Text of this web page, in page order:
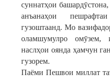
суннатҳои
анъанаҳои
гузоштаанд. Мо
оламшумулро
наслҳои оянда ҳамчун
гузорем.
Паёми Пешвои миллат